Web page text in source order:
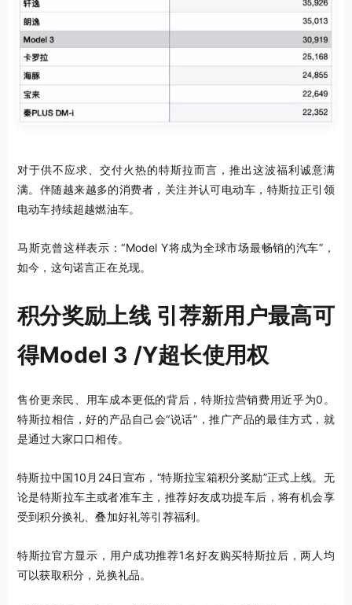
对于供不应求、交付火热的特斯拉而言，推出这波福利诚意满
满。伴随越来越多的消费者，关注并认可电动车，特斯拉正引领
电动车持续超越燃油车。
马斯克曾这样表示：“Model Y将成为全球市场最畅销的汽车”，
如今，这句诺言正在兑现。
积分奖励上线 引荐新用户最高可
得Model 3 /Y超长使用权
售价更亲民、用车成本更低的背后，特斯拉营销费用近乎为0。
特斯拉相信，好的产品自己会“说话”，推广产品的最佳方式，就
是通过大家口口相传。
特斯拉中国10月24日宣布，“特斯拉宝箱积分奖励”正式上线。无
论是特斯拉车主或者准车主，推荐好友成功提车后，将有机会享
受到积分换礼、叠加好礼等引荐福利。
特斯拉官方显示，用户成功推荐1名好友购买特斯拉后，两人均
可以获取积分，兑换礼品。